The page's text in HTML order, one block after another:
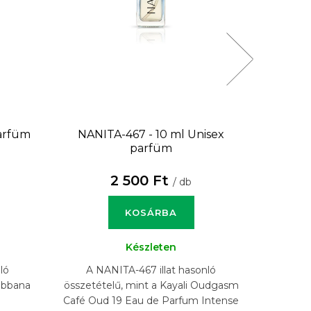
NANITA-467 - 10 ml Unisex
parfüm
2 500 Ft / db
KOSÁRBA
Készleten
A NANITA-467 illat hasonló
összetételű, mint a Kayali Oudgasm
Café Oud 19 Eau de Parfum Intense